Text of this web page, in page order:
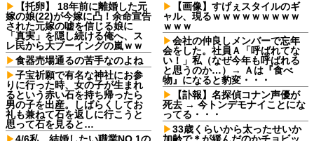
【托卵】 18年前に離婚した元
嫁の娘(22)が今嫁に凸！余命宣告
された元嫁の嘘を信じる娘に
「真実」を隠し続ける俺へ、ス
レ民から大ブーイングの嵐ｗｗ
食器売場通るの苦手なのよね
子宝祈願で有名な神社にお参
りに行った時、女の子が生まれ
るという赤い石を持ち帰ったら
男の子を出産。しばらくしてお
礼も兼ねて石を返しに行こうと
思って石を見ると…
【画像】すげぇスタイルのギ
ャル、現るｗｗｗｗｗｗｗｗｗ
ｗｗｗ
会社の仲良しメンバーで忘年
会をした。社員Ａ「呼ばれてな
い！」私（なぜ今年も呼ばれる
と思うのか…）→ Ａは『食べ
物』になると豹変・・・
【訃報】名探偵コナン声優が
死去 → 今トンデモナイことにな
ってる・・・
33歳くらいから太ったせいか